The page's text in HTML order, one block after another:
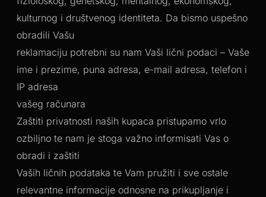
kulturnog i društvenog identiteta. Da bismo uspešno
obradili Vašu
reklamaciju potrebni su nam Vaši lični podaci – Vaše
ime i prezime, puna adresa, e-mail adresa, telefon i
IP adresa
vašeg računara
Zaštiti privatnosti naših kupaca pristupamo vrlo
ozbiljno te nam je stoga važno informisati Vas o
obradi i zaštiti
Vaših ličnih podataka te Vam pružiti i sve ostale
relevantne informacije odnosne na prikupljanje i